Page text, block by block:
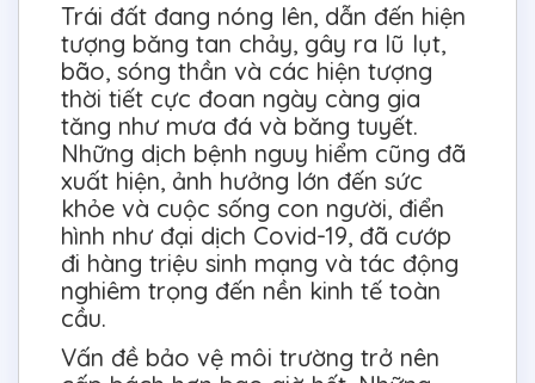
Trái đất đang nóng lên, dẫn đến hiện
tượng băng tan chảy, gây ra lũ lụt,
bão, sóng thần và các hiện tượng
thời tiết cực đoan ngày càng gia
tăng như mưa đá và băng tuyết.
Những dịch bệnh nguy hiểm cũng đã
xuất hiện, ảnh hưởng lớn đến sức
khỏe và cuộc sống con người, điển
hình như đại dịch Covid-19, đã cướp
đi hàng triệu sinh mạng và tác động
nghiêm trọng đến nền kinh tế toàn
cầu.
Vấn đề bảo vệ môi trường trở nên